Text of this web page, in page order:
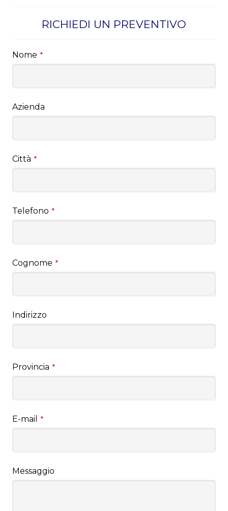
RICHIEDI UN PREVENTIVO
Nome *
Azienda
Città *
Telefono *
Cognome *
Indirizzo
Provincia *
E-mail *
Messaggio